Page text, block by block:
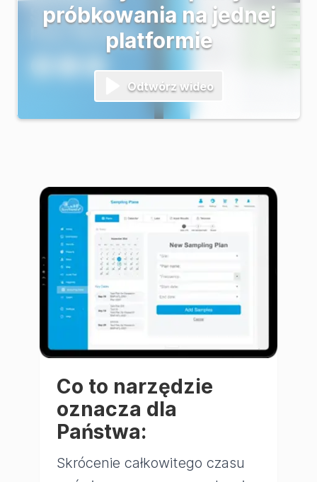
próbkowania na jednej
platformie
Odtwórz wideo
Co to narzędzie
oznacza dla
Państwa:
Skrócenie całkowitego czasu